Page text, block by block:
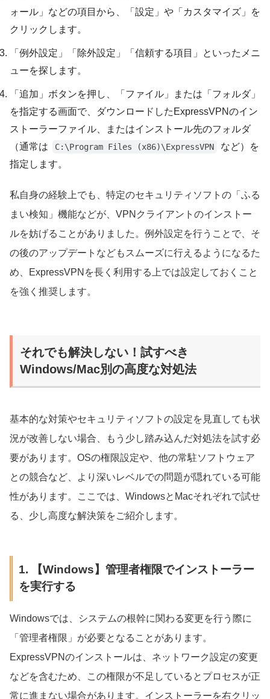
ォール」などの項目から、「設定」や「カスタマイズ」を
クリックします。
「例外設定」「除外設定」「信頼する項目」といったメニ
ューを探します。
「追加」ボタンを押し、「ファイル」または「フォルダ」
を指定する画面で、ダウンロードしたExpressVPNのイン
ストーラーファイル、またはインストール先のフォルダ
（通常は
C:\Program Files (x86)\ExpressVPN
など）を
指定します。
私自身の経験上でも、特定のセキュリティソフトの「ふる
まい検知」機能などが、VPNクライアントのインストー
ルを妨げることがありました。例外設定を行うことで、そ
の後のアップデートなどもスムーズに行えるようになるた
め、ExpressVPNを長く利用する上では設定しておくこと
を強く推奨します。
それでも解決しない！試すべき
Windows/Mac別の高度な対処法
基本的な対策やセキュリティソフトの設定を見直しても状
況が改善しない場合、もう少し踏み込んだ対処法を試す必
要があります。OSの権限設定や、他の常駐ソフトウェア
との競合など、より深いレベルでの問題が隠れている可能
性があります。ここでは、WindowsとMacそれぞれで試せ
る、少し高度な解決策をご紹介します。
1. 【Windows】管理者権限でインストーラー
を実行する
Windowsでは、システムの根幹に関わる変更を行う際に
「管理者権限」が必要となることがあります。
ExpressVPNのインストールは、ネットワーク設定の変更
などを含むため、この権限が不足しているとプロセスが正
常に進まない場合があります。インストーラーを右クリッ